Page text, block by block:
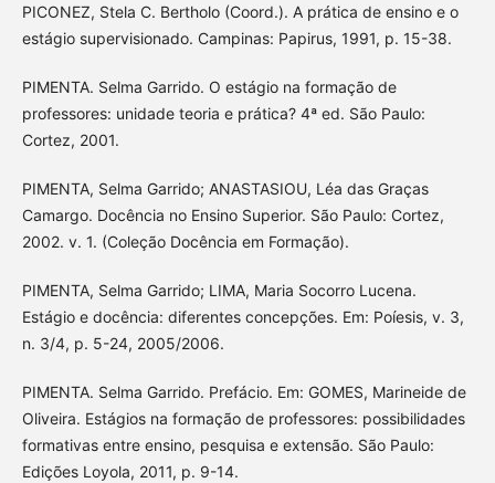
PICONEZ, Stela C. Bertholo (Coord.). A prática de ensino e o
estágio supervisionado. Campinas: Papirus, 1991, p. 15-38.
PIMENTA. Selma Garrido. O estágio na formação de
professores: unidade teoria e prática? 4ª ed. São Paulo:
Cortez, 2001.
PIMENTA, Selma Garrido; ANASTASIOU, Léa das Graças
Camargo. Docência no Ensino Superior. São Paulo: Cortez,
2002. v. 1. (Coleção Docência em Formação).
PIMENTA, Selma Garrido; LIMA, Maria Socorro Lucena.
Estágio e docência: diferentes concepções. Em: Poíesis, v. 3,
n. 3/4, p. 5-24, 2005/2006.
PIMENTA. Selma Garrido. Prefácio. Em: GOMES, Marineide de
Oliveira. Estágios na formação de professores: possibilidades
formativas entre ensino, pesquisa e extensão. São Paulo:
Edições Loyola, 2011, p. 9-14.